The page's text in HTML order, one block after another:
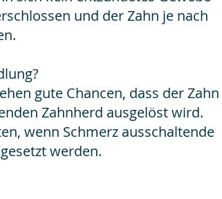
und der Zahn je nach
gute Chancen, dass der Zahn
Zahnherd ausgelöst wird.
wenn Schmerz ausschaltende
werden.